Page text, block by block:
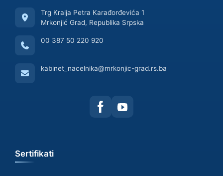
Trg Kralja Petra Karađorđevića 1
Mrkonjić Grad, Republika Srpska
00 387 50 220 920
kabinet_nacelnika@mrkonjic-grad.rs.ba
Sertifikati